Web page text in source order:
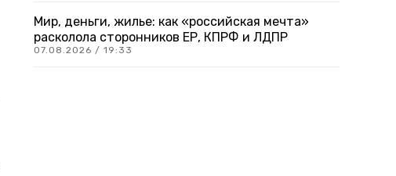
Мир, деньги, жилье: как «российская мечта»
расколола сторонников ЕР, КПРФ и ЛДПР
07.08.2026 / 19:33